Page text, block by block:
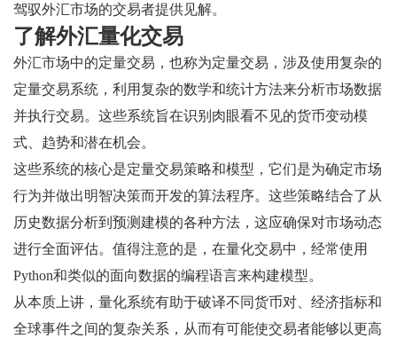
驾驭外汇市场的交易者提供见解。
了解外汇量化交易
外汇市场中的定量交易，也称为定量交易，涉及使用复杂的
定量交易系统，利用复杂的数学和统计方法来分析市场数据
并执行交易。这些系统旨在识别肉眼看不见的货币变动模
式、趋势和潜在机会。
这些系统的核心是定量交易策略和模型，它们是为确定市场
行为并做出明智决策而开发的算法程序。这些策略结合了从
历史数据分析到预测建模的各种方法，这应确保对市场动态
进行全面评估。值得注意的是，在量化交易中，经常使用
Python和类似的面向数据的编程语言来构建模型。
从本质上讲，量化系统有助于破译不同货币对、经济指标和
全球事件之间的复杂关系，从而有可能使交易者能够以更高